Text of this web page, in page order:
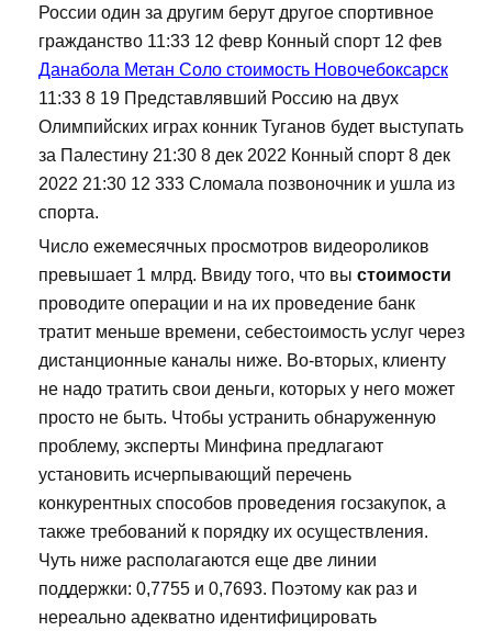
России один за другим берут другое спортивное
гражданство 11:33 12 февр Конный спорт 12 фев
Данабола Метан Соло стоимость Новочебоксарск
11:33 8 19 Представлявший Россию на двух
Олимпийских играх конник Туганов будет выступать
за Палестину 21:30 8 дек 2022 Конный спорт 8 дек
2022 21:30 12 333 Сломала позвоночник и ушла из
спорта.
Число ежемесячных просмотров видеороликов
превышает 1 млрд. Ввиду того, что вы стоимости
проводите операции и на их проведение банк
тратит меньше времени, себестоимость услуг через
дистанционные каналы ниже. Во-вторых, клиенту
не надо тратить свои деньги, которых у него может
просто не быть. Чтобы устранить обнаруженную
проблему, эксперты Минфина предлагают
установить исчерпывающий перечень
конкурентных способов проведения госзакупок, а
также требований к порядку их осуществления.
Чуть ниже располагаются еще две линии
поддержки: 0,7755 и 0,7693. Поэтому как раз и
нереально адекватно идентифицировать